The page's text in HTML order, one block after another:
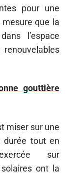
pour une
que la
l’espace
gouttière
miser sur une
durée tout en
sur
ont la